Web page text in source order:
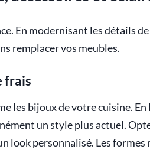
En modernisant les détails
remplacer vos meubles.
frais
les bijoux de votre cuisine.
un style plus actuel.
look personnalisé. Les